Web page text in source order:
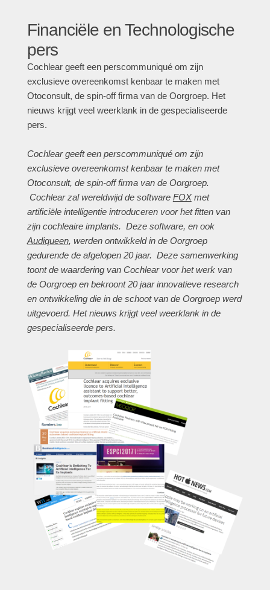
Financiële en Technologische
pers
Cochlear geeft een perscommuniqué om zijn
exclusieve overeenkomst kenbaar te maken met
Otoconsult, de spin-off firma van de Oorgroep. Het
nieuws krijgt veel weerklank in de gespecialiseerde
pers.
Cochlear geeft een perscommuniqué om zijn
exclusieve overeenkomst kenbaar te maken met
Otoconsult, de spin-off firma van de Oorgroep.
Cochlear zal wereldwijd de software FOXmet
artificiële intelligentie introduceren voor het fitten van
zijn cochleaire implants. Deze software, en ook
Audiqueen, werden ontwikkeld in de Oorgroep
gedurende de afgelopen 20 jaar. Deze samenwerking
toont de waardering van Cochlear voor het werk van
de Oorgroep en bekroont 20 jaar innovatieve research
en ontwikkeling die in de schoot van de Oorgroep werd
uitgevoerd. Het nieuws krijgt veel weerklank in de
gespecialiseerde pers.